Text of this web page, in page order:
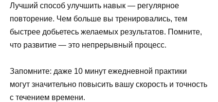
Лучший способ улучшить навык — регулярное
повторение. Чем больше вы тренировались, тем
быстрее добьетесь желаемых результатов. Помните,
что развитие — это непрерывный процесс.
Запомните: даже 10 минут ежедневной практики
могут значительно повысить вашу скорость и точность
с течением времени.